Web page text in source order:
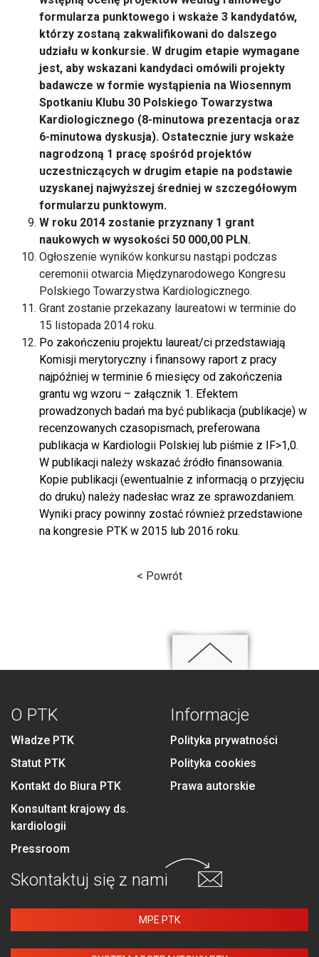
formularza punktowego i wskaże 3 kandydatów,
którzy zostaną zakwalifikowani do dalszego
udziału w konkursie. W drugim etapie wymagane
jest, aby wskazani kandydaci omówili projekty
badawcze w formie wystąpienia na Wiosennym
Spotkaniu Klubu 30 Polskiego Towarzystwa
Kardiologicznego (8-minutowa prezentacja oraz
6-minutowa dyskusja). Ostatecznie jury wskaże
nagrodzoną 1 pracę spośród projektów
uczestniczących w drugim etapie na podstawie
uzyskanej najwyższej średniej w szczegółowym
formularzu punktowym.
W roku 2014 zostanie przyznany 1 grant
naukowych w wysokości 50 000,00 PLN.
Ogłoszenie wyników konkursu nastąpi podczas
ceremonii otwarcia Międzynarodowego Kongresu
Polskiego Towarzystwa Kardiologicznego.
Grant zostanie przekazany laureatowi w terminie do
15 listopada 2014 roku.
Po zakończeniu projektu laureat/ci przedstawiają
Komisji merytoryczny i finansowy raport z pracy
najpóźniej w terminie 6 miesięcy od zakończenia
grantu wg wzoru – załącznik 1. Efektem
prowadzonych badań ma być publikacja (publikacje) w
recenzowanych czasopismach, preferowana
publikacja w Kardiologii Polskiej lub piśmie z IF>1,0.
W publikacji należy wskazać źródło finansowania.
Kopie publikacji (ewentualnie z informacją o przyjęciu
do druku) należy nadesłac wraz ze sprawozdaniem.
Wyniki pracy powinny zostać również przedstawione
na kongresie PTK w 2015 lub 2016 roku.
< Powrót
O PTK
Władze PTK
Statut PTK
Kontakt do Biura PTK
Konsultant krajowy ds.
kardiologii
Pressroom
Informacje
Polityka prywatności
Polityka cookies
Prawa autorskie
Skontaktuj się z nami
MPE PTK